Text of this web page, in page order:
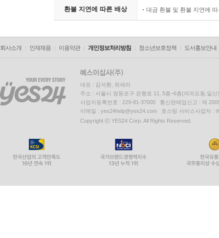
환불 지연에 따른 배상 대금 환불 및 환불 지연에
회사소개 인재채용 이용약관 개인정보처리방침 청소년보호정책 도서홍보안내
대표 : 김석환, 최세라
주소 : 서울시 영등포구 은행로 11, 5층~6층(여의도동,일신
사업자등록번호 : 229-81-37000 통신판매업신고 : 제
이메일 : yes24help@yes24.com 호스팅 서비스사업자 :
Copyright ⓒ YES24 Corp. All Rights Reserved.